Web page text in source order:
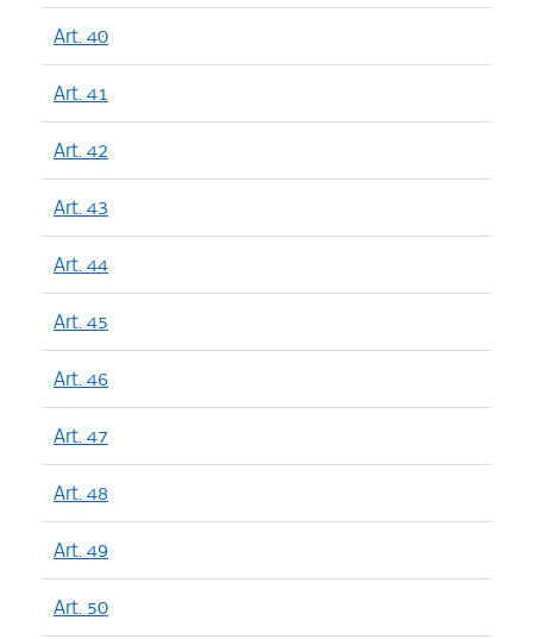
Art. 40
Art. 41
Art. 42
Art. 43
Art. 44
Art. 45
Art. 46
Art. 47
Art. 48
Art. 49
Art. 50